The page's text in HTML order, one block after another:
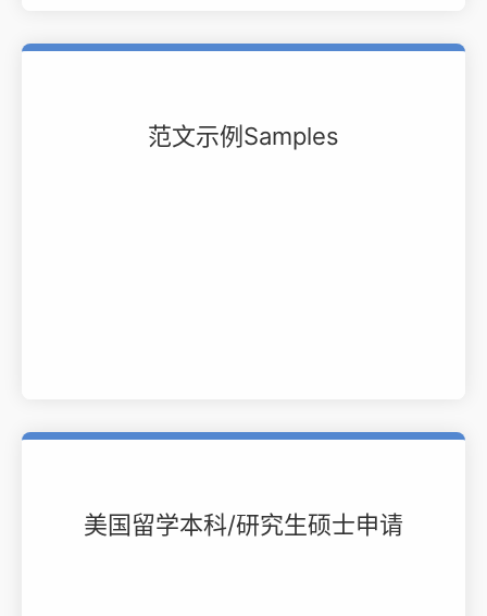
范文示例Samples
美国留学本科/研究生硕士申请